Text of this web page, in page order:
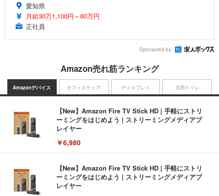
愛知県
月給30万1,100円～60万円
正社員
Sponsored by
Amazon売れ筋ランキング
Amazonデバイス
【New】Amazon Fire TV Stick HD | 手軽にストリ
ーミングをはじめよう | ストリーミングメディアプ
レイヤー
￥6,980
【New】Amazon Fire TV Stick HD | 手軽にストリ
ーミングをはじめよう | ストリーミングメディアプ
レイヤー
オフィスチェア ディスプレイ 犬用トイレ